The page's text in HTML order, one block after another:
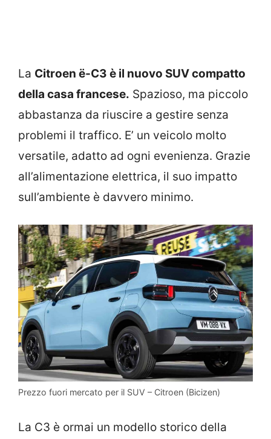
La Citroen ë-C3 è il nuovo SUV compatto
della casa francese. Spazioso, ma piccolo
abbastanza da riuscire a gestire senza
problemi il traffico. E’ un veicolo molto
versatile, adatto ad ogni evenienza. Grazie
all’alimentazione elettrica, il suo impatto
sull’ambiente è davvero minimo.
Prezzo fuori mercato per il SUV – Citroen (Bicizen)
La C3 è ormai un modello storico della